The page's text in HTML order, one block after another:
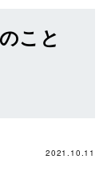
こと
2021.10.11